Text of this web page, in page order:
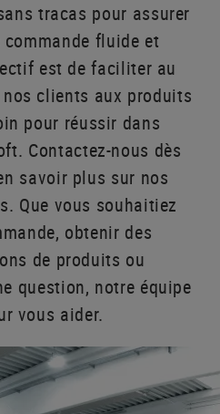
tracas pour assurer
fluide et
est de faciliter au
clients aux produits
pour réussir dans
Contactez-nous dès
savoir plus sur nos
Que vous souhaitiez
obtenir des
de produits ou
question, notre équipe
vous aider.